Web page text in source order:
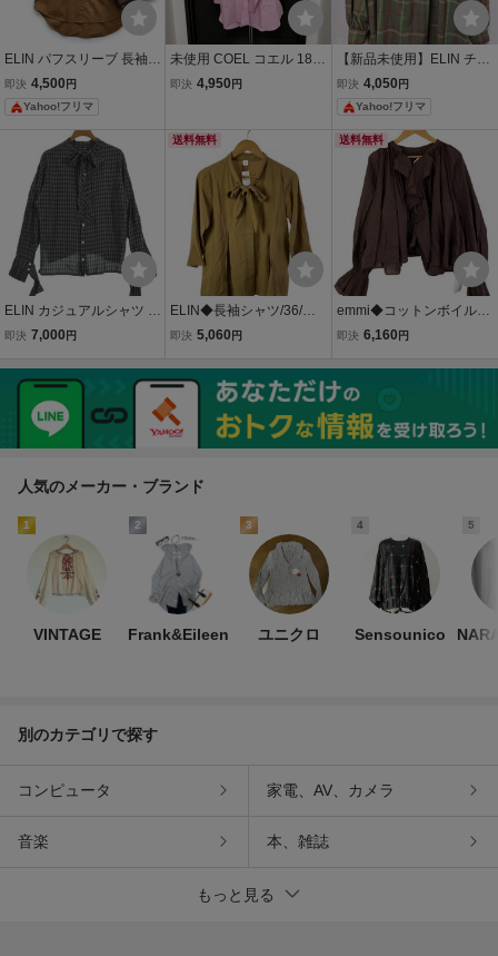
ELIN パフスリーブ 長袖
シャツ ブラウン 日本
製 綿 36 ブラウス
即決 4,500 円
Yahoo!フリマ
未使用 COEL コエル 182
303011 アパレル ケープ
レディース【中古】
即決 4,950 円
【新品未使用】ELIN チェ
ック柄ブラウス プルオ
ーバー
即決 4,050 円
Yahoo!フリマ
ELIN カジュアルシャツ レ
ディース エリン 中古 古
即決 7,000 円
送料無料
ELIN◆長袖シャツ/36/レ
ーヨン/CML/12101-11-11
即決 5,060 円
送料無料
emmi◆コットンボイルシ
フォンブラウス/FREE/コ
19//
即決 6,160 円
人気のメーカー・ブランド
1
VINTAGE
2
Frank&Eileen
3
ユニクロ
4
Sensounico
5
別のカテゴリで探す
コンピュータ 家電、AV、カメラ
音楽 本、雑誌
もっと見る